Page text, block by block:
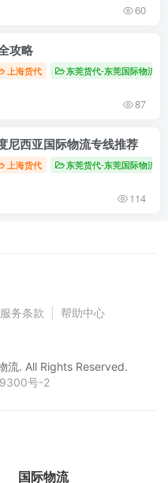
60
攻略
上海货代 东莞货代-东莞国际物流
87
尼西亚国际物流专线推荐
上海货代 东莞货代-东莞国际物流
114
服务条款 帮助中心
. All Rights Reserved.
号-2
国际物流